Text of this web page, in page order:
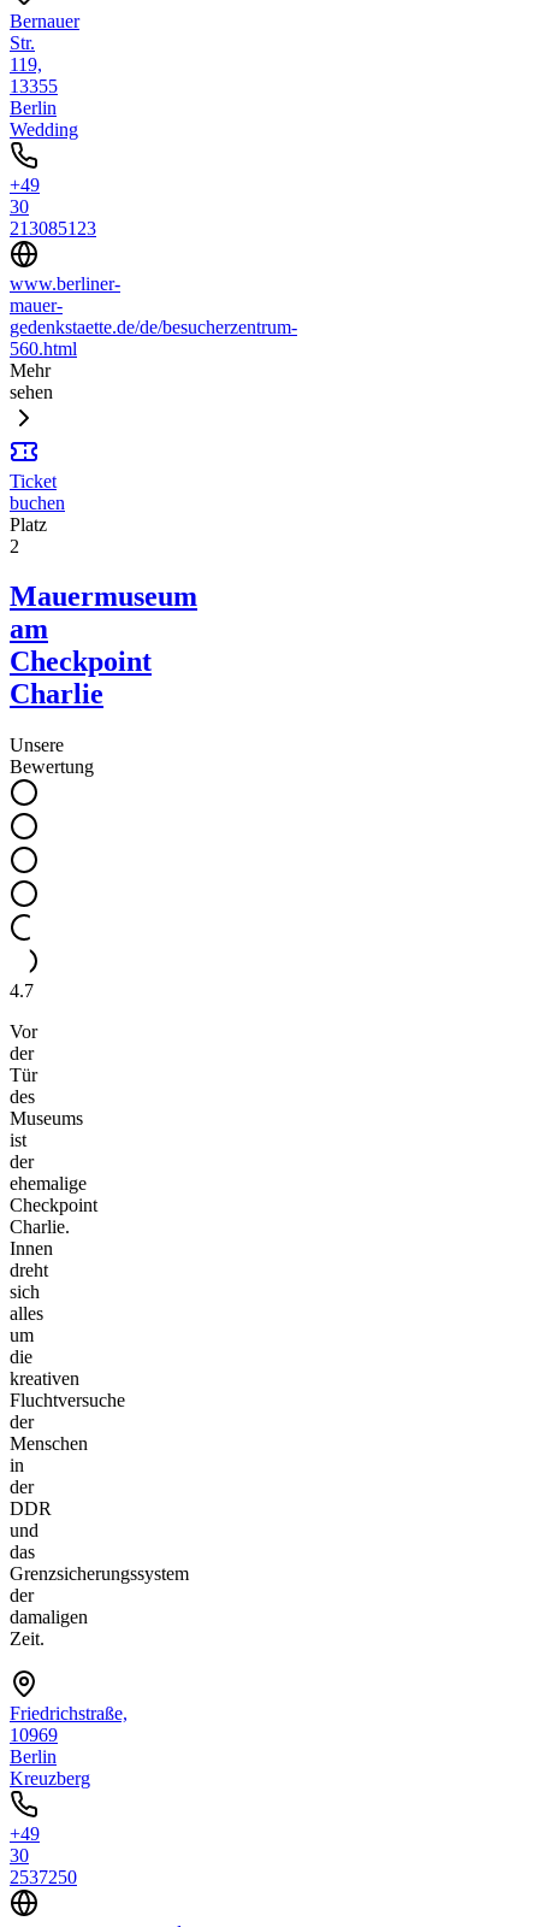
Bernauer
Str.
119,
13355
Berlin
Wedding
+49
30
213085123
www.berliner-
mauer-
gedenkstaette.de/de/besucherzentrum-
560.html
Mehr
sehen
Ticket
buchen
Platz
2
Mauermuseum
am
Checkpoint
Charlie
Unsere
Bewertung
4.7
Vor
der
Tür
des
Museums
ist
der
ehemalige
Checkpoint
Charlie.
Innen
dreht
sich
alles
um
die
kreativen
Fluchtversuche
der
Menschen
in
der
DDR
und
das
Grenzsicherungssystem
der
damaligen
Zeit.
Friedrichstraße,
10969
Berlin
Kreuzberg
+49
30
2537250